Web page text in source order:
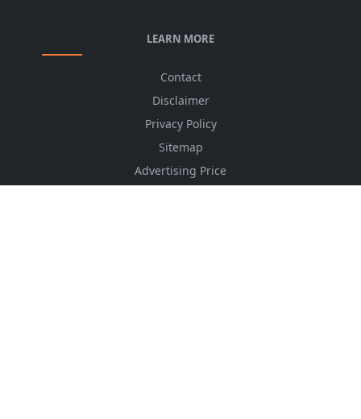
LEARN MORE
Contact
Disclaimer
Privacy Policy
Sitemap
Advertising Price